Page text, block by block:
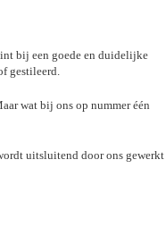
bij een goede en duidelijke
gestileerd.
wat bij ons op nummer één
uitsluitend door ons gewerkt